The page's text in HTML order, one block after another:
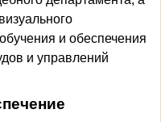
и обеспечения
и управлений